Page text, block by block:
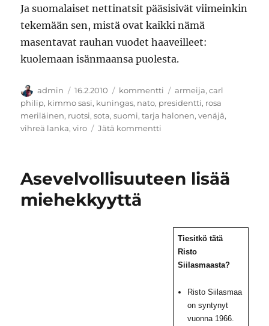
Ja suomalaiset nettinatsit pääsisivät viimeinkin
tekemään sen, mistä ovat kaikki nämä
masentavat rauhan vuodet haaveilleet:
kuolemaan isänmaansa puolesta.
Kirjoittaja
admin Julkaistu
16.2.2010 Kategoriat
kommentti Avainsanat
armeija,carl
philip, kimmo sasi, kuningas, nato, presidentti, rosa
meriläinen, ruotsi,sota,suomi,tarja halonen,venäjä,
vihreä lanka,viro Jätä kommentti
Asevelvollisuuteen lisää
miehekkyyttä
Tiesitkö tätä
Risto
Siilasmaasta?
Risto Siilasmaa
on syntynyt
vuonna 1966.